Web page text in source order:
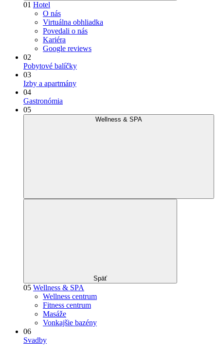
01 Hotel
O nás
Virtuálna obhliadka
Povedali o nás
Kariéra
Google reviews
02
Pobytové balíčky
03
Izby a apartmány
04
Gastronómia
05
Wellness & SPA
Späť
05 Wellness & SPA
Wellness centrum
Fitness centrum
Masáže
Vonkajšie bazény
06
Svadby